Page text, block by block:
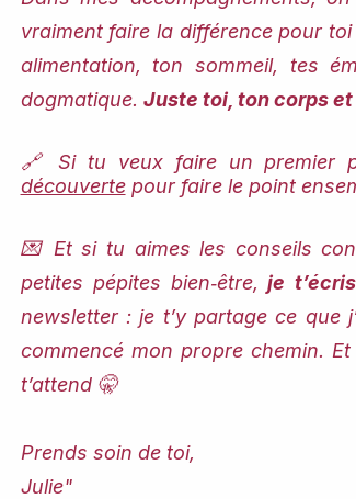
vraiment faire la différence pour
alimentation, ton sommeil, tes
dogmatique. Juste toi, ton corps
🔗 Si tu veux faire un premier
découvertepour faire le point
💌 Et si tu aimes les conseils
petites pépites bien‑être, je
newsletter : je t’y partage ce que
commencé mon propre chemin.
t’attend 🤫
Prends soin de toi,
Julie"